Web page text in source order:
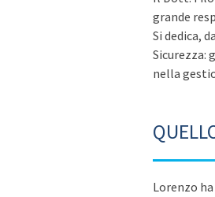
grande
Si dedica,
Sicurezza:
nella
Lorenzo